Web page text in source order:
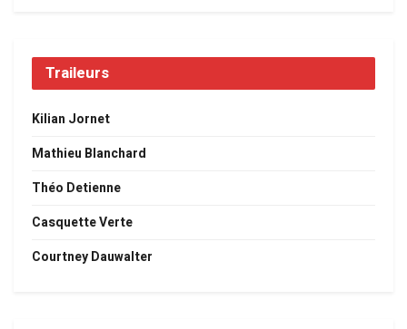
Traileurs
Kilian Jornet
Mathieu Blanchard
Théo Detienne
Casquette Verte
Courtney Dauwalter